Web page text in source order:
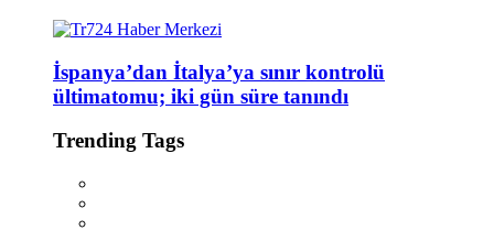
İspanya’dan İtalya’ya sınır kontrolü
ültimatomu; iki gün süre tanındı
Trending Tags